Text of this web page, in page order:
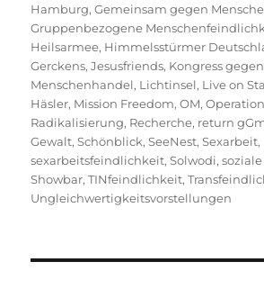
Hamburg,Gemeinsam gegen
Gruppenbezogene
Heilsarmee, Himmelsstürmer
Gerckens,Jesusfriends, Kongress gegen
Menschenhandel, Lichtinsel, Live on
Häsler, Mission Freedom,OM,
Radikalisierung, Recherche, return
Gewalt,Schönblick,SeeNest,Sexarbeit,
sexarbeitsfeindlichkeit,Solwodi,
Showbar,TINfeindlichkeit,
Ungleichwertigkeitsvorstellungen